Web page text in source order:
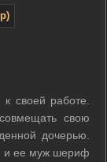
своей работе.
свою
дочерью.
и ее муж шериф